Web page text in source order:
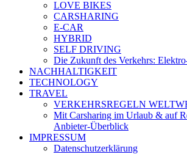
LOVE BIKES
CARSHARING
E-CAR
HYBRID
SELF DRIVING
Die Zukunft des Verkehrs:
NACHHALTIGKEIT
TECHNOLOGY
TRAVEL
VERKEHRSREGELN
Mit Carsharing im Urlaub & auf
Anbieter-Überblick
IMPRESSUM
Datenschutzerklärung